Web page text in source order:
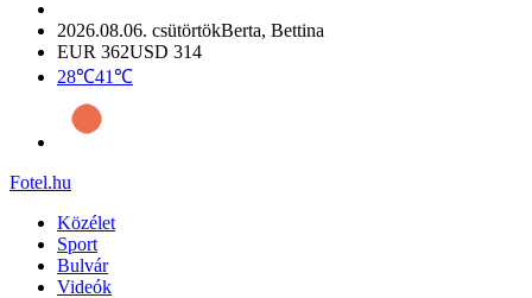
2026.08.06. csütörtökBerta, Bettina
EUR 362USD 314
28℃41℃
Fotel.hu
Közélet
Sport
Bulvár
Videók